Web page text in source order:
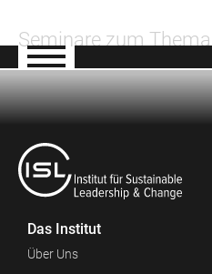
Seminare zum Thema
Das Institut
Über Uns